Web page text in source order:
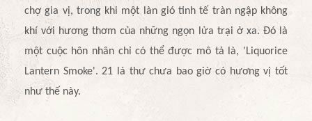
chợ gia vị, trong khi một làn gió tinh tế tràn ngập không
khí với hương thơm của những ngọn lửa trại ở xa. Đó là
một cuộc hôn nhân chỉ có thể được mô tả là, 'Liquorice
Lantern Smoke'. 21 lá thư chưa bao giờ có hương vị tốt
như thế này.